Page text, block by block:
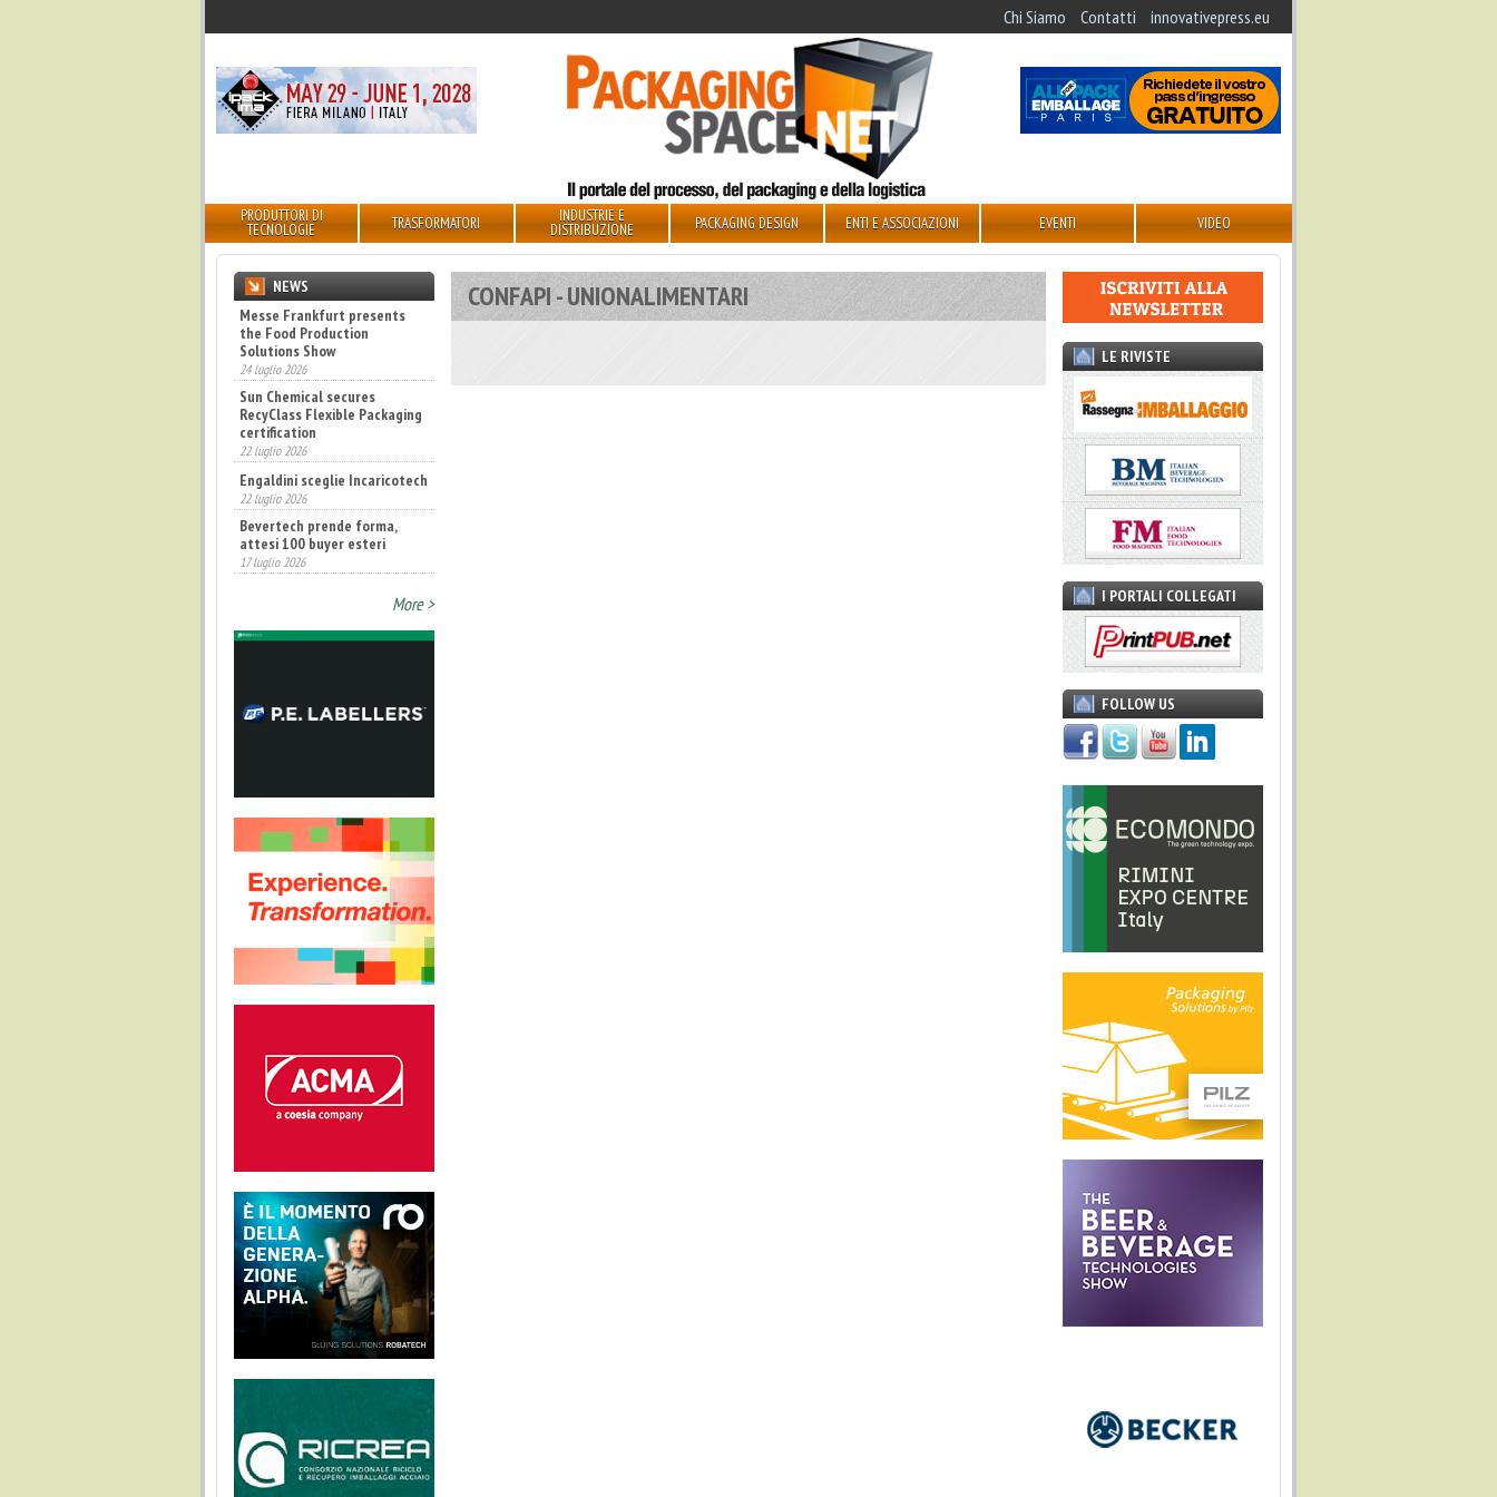
Chi Siamo Contatti innovativepress.eu
PRODUTTORI DI
TECNOLOGIE TRASFORMATORI INDUSTRIE E
DISTRIBUZIONE PACKAGING DESIGN ENTI E ASSOCIAZIONI EVENTI VIDEO
CONFAPI - UNIONALIMENTARI
NEWS
Messe Frankfurt presents
the Food Production
Solutions Show
24 luglio 2026
Sun Chemical secures
RecyClass Flexible Packaging
certification
22 luglio 2026
Engaldini sceglie Incaricotech
22 luglio 2026
Bevertech prende forma,
attesi 100 buyer esteri
17 luglio 2026
More >
LE RIVISTE
I PORTALI COLLEGATI
FOLLOW US